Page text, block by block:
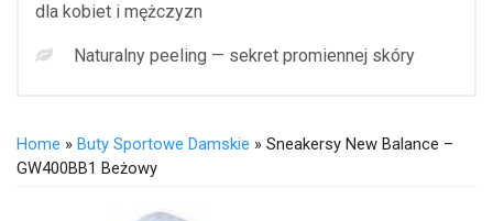
dla kobiet i mężczyzn
Naturalny peeling — sekret promiennej skóry
Home » Buty Sportowe Damskie » Sneakersy New Balance –
GW400BB1 Beżowy